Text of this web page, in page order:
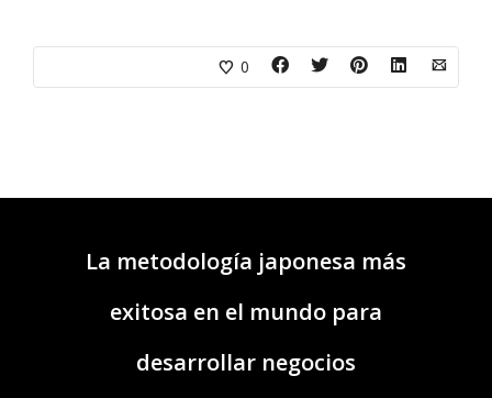
0
La metodología japonesa más
exitosa en el mundo para
desarrollar negocios